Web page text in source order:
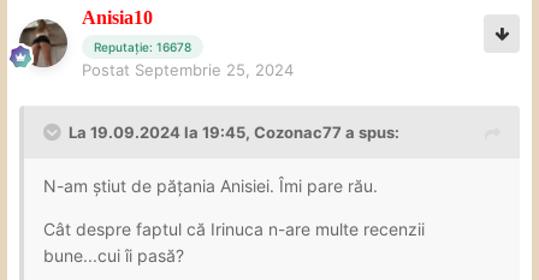
Anisia10
Reputație: 16678
Postat Septembrie 25, 2024
La 19.09.2024 la 19:45, Cozonac77 a spus:
N-am știut de pățania Anisiei. Îmi pare rău.
Cât despre faptul că Irinuca n-are multe recenzii
bune...cui îi pasă?